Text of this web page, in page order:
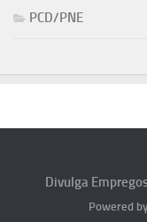
PCD/PNE
Divulga
Powered by